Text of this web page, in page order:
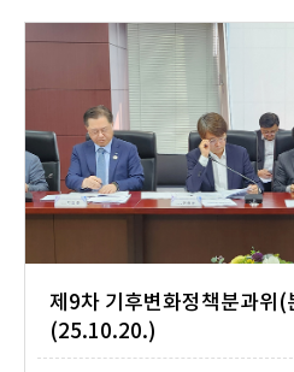
제9차 기후변화정책분과위(
(25.10.20.)